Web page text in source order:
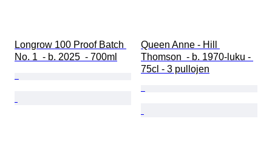
Longrow 100 Proof Batch
No. 1  - b. 2025  - 700ml
Queen Anne - Hill
Thomson  - b. 1970-luku -
75cl - 3 pullojen